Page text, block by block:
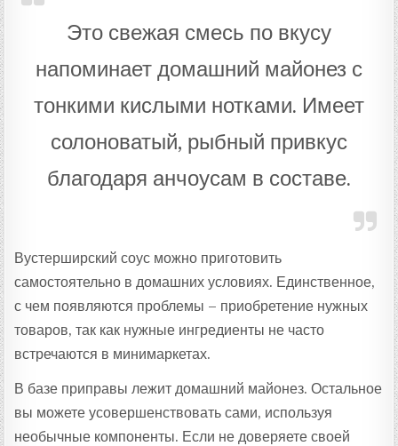
Это свежая смесь по вкусу
напоминает домашний майонез с
тонкими кислыми нотками. Имеет
солоноватый, рыбный привкус
благодаря анчоусам в составе.
Вустерширский соус можно приготовить
самостоятельно в домашних условиях. Единственное,
с чем появляются проблемы – приобретение нужных
товаров, так как нужные ингредиенты не часто
встречаются в минимаркетах.
В базе приправы лежит домашний майонез. Остальное
вы можете усовершенствовать сами, используя
необычные компоненты. Если не доверяете своей